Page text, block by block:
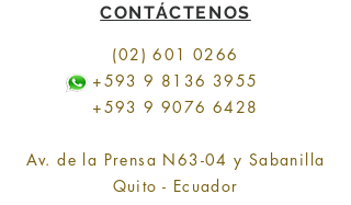
CONTÁCTENOS
(02) 601 0266
+593 9 8136 3955
+593 9 9076 6428
Av. de la Prensa N63-04 y Sabanilla
Quito - Ecuador